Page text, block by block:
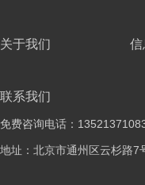
关于我们 信
联系我们
免费咨询电话：
地址：北京市通州区云杉路7